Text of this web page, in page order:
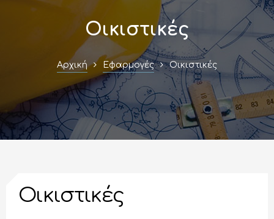
Οικιστικές
Αρχική Εφαρμογές Οικιστικές
Οικιστικές